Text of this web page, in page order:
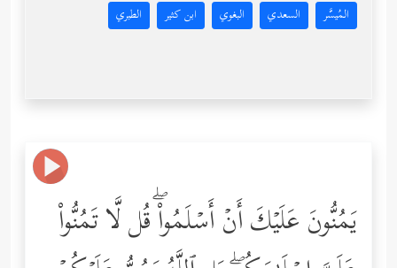
المُيسَّر السعدي البغوي ابن كثير الطبري
یَمُنُّونَ عَلَیۡكَ أَنۡ أَسۡلَمُواْۖ قُل لَّا تَمُنُّواْ